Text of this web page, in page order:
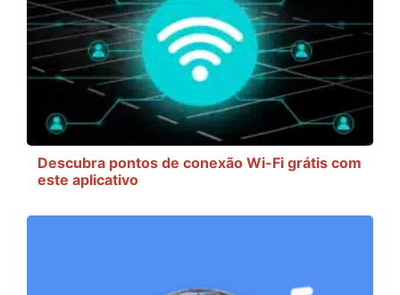
Descubra pontos de conexão Wi-Fi grátis com
este aplicativo